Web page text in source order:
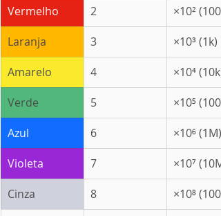
Vermelho
2
×10² (100)
Laranja
3
×10³ (1k)
Amarelo
4
×10⁴ (10k)
Verde
5
×10⁵
Azul
6
×10⁶ (1M)
Violeta
7
×10⁷ (10M)
Cinza
8
×10⁸